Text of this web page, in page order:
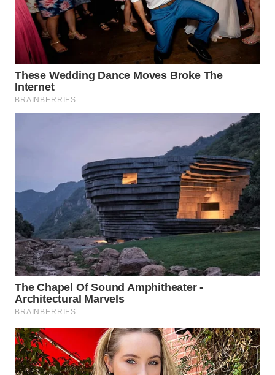
WN
SUKABUMI
WN
PURWAKARTA
SOLO
WN
BOROBUDUR
WN
MADURA
WN
SURABAYA